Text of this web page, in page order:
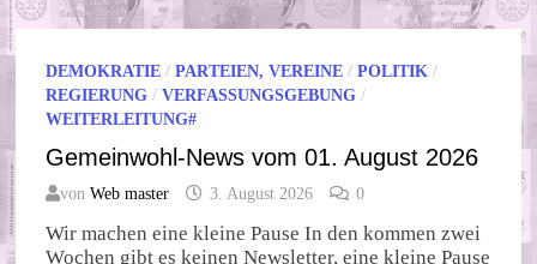
DEMOKRATIE /PARTEIEN, VEREINE /POLITIK /
REGIERUNG /VERFASSUNGSGEBUNG /
WEITERLEITUNG#
Gemeinwohl-News vom 01. August 2026
vonWeb master 3. August 2026 0
Wir machen eine kleine Pause In den kommen zwei
Wochen gibt es keinen Newsletter, eine kleine Pause